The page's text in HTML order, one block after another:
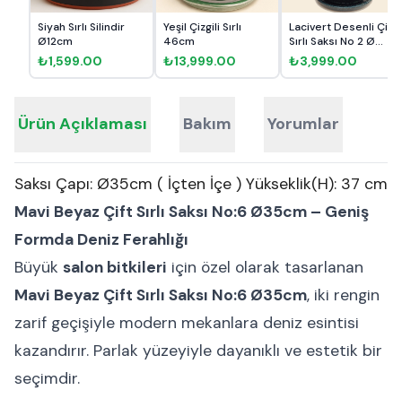
Siyah Sırlı Silindir
Ø12cm
₺1,599.00
Yeşil Çizgili Sırlı
46cm
₺13,999.00
Lacivert Desenli Çift
Sırlı Saksı No 2 Ø...
₺3,999.00
Ürün Açıklaması Bakım Yorumlar
Saksı Çapı: Ø35cm ( İçten İçe ) Yükseklik(H): 37 cm
Mavi Beyaz Çift Sırlı Saksı No:6 Ø35cm – Geniş
Formda Deniz Ferahlığı
Büyük salon bitkileri için özel olarak tasarlanan
Mavi Beyaz Çift Sırlı Saksı No:6 Ø35cm, iki rengin
zarif geçişiyle modern mekanlara deniz esintisi
kazandırır. Parlak yüzeyiyle dayanıklı ve estetik bir
seçimdir.